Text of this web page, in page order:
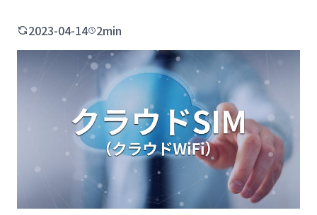
ビッグデータ
MNO
MVNO
スマート漁業
クラウド
2023-04-14 2min